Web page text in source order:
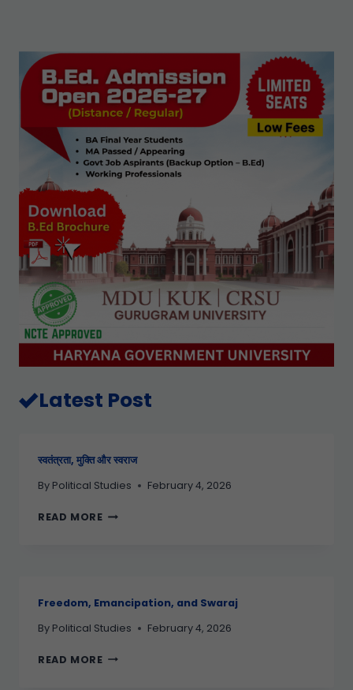
Latest Post
स्वतंत्रता, मुक्ति और स्वराज
By Political Studies February 4, 2026
READ MORE
Freedom, Emancipation, and Swaraj
By Political Studies February 4, 2026
READ MORE